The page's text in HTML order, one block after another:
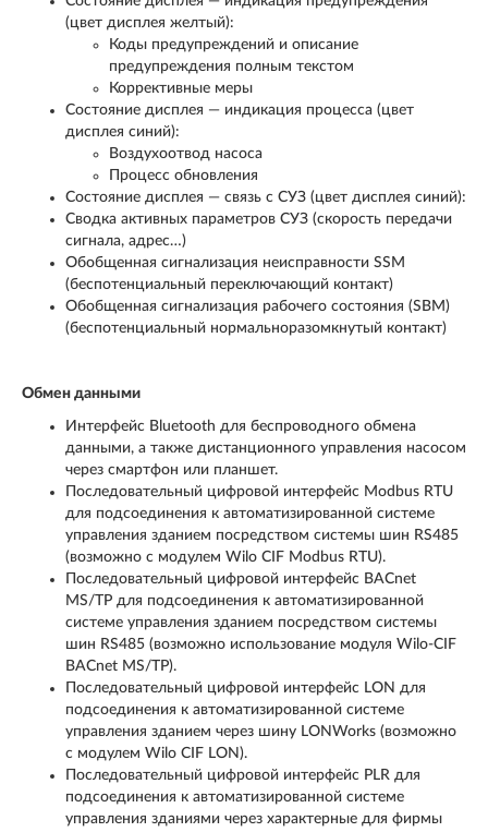
(цвет дисплея желтый):
Коды предупреждений и описание
предупреждения полным текстом
Коррективные меры
Состояние дисплея — индикация процесса (цвет
дисплея синий):
Воздухоотвод насоса
Процесс обновления
Состояние дисплея — связь с СУЗ (цвет дисплея синий):
Сводка активных параметров СУЗ (скорость передачи
сигнала, адрес…)
Обобщенная сигнализация неисправности SSM
(беспотенциальный переключающий контакт)
Обобщенная сигнализация рабочего состояния (SBM)
(беспотенциальный нормальноразомкнутый контакт)
Обмен данными
Интерфейс Bluetooth для беспроводного обмена
данными, а также дистанционного управления насосом
через смартфон или планшет.
Последовательный цифровой интерфейс Modbus RTU
для подсоединения к автоматизированной системе
управления зданием посредством системы шин RS485
(возможно с модулем Wilo CIF Modbus RTU).
Последовательный цифровой интерфейс BACnet
MS/TP для подсоединения к автоматизированной
системе управления зданием посредством системы
шин RS485 (возможно использование модуля Wilo-CIF
BACnet MS/TP).
Последовательный цифровой интерфейс LON для
подсоединения к автоматизированной системе
управления зданием через шину LONWorks (возможно
с модулем Wilo CIF LON).
Последовательный цифровой интерфейс PLR для
подсоединения к автоматизированной системе
управления зданиями через характерные для фирмы